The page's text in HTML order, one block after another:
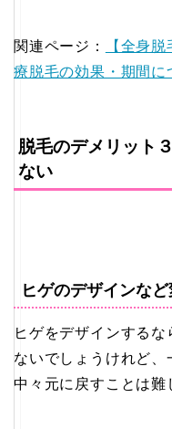
関連ページ：
【全身
療脱毛の効果・期間に
脱毛のデメリット
ない
ヒゲのデザインな
ヒゲをデザインする
ないでしょうけれど、
中々元に戻すことは難